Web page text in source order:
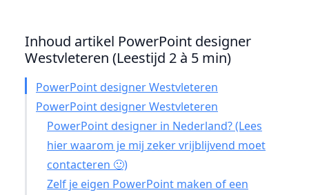
Inhoud artikel PowerPoint designer
Westvleteren (Leestijd 2 à 5 min)
PowerPoint designer Westvleteren
PowerPoint designer Westvleteren
PowerPoint designer in Nederland? (Lees
hier waarom je mij zeker vrijblijvend moet
contacteren 🙂)
Zelf je eigen PowerPoint maken of een